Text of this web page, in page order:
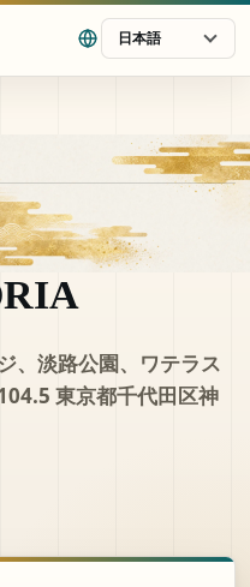
日本語
、淡路公園、ワテラス
東京都千代田区神